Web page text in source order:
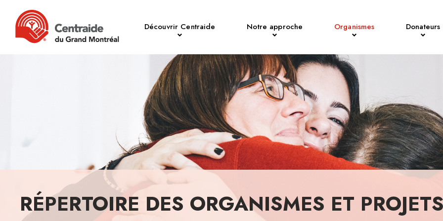
Découvrir Centraide Notre approche Organismes Donateurs
RÉPERTOIRE DES ORGANISMES ET